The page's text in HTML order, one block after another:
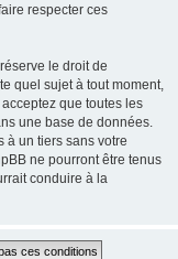
respecter ces
le droit de
quel sujet à tout moment,
que toutes les
une base de données.
à un tiers sans votre
ne pourront être tenus
conduire à la